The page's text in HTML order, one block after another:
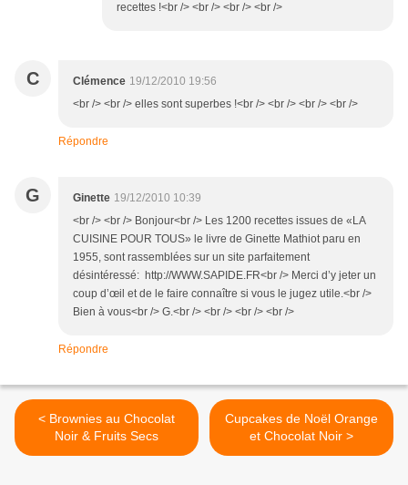
recettes !<br /> <br /> <br /> <br />
C Clémence 19/12/2010 19:56
<br /> <br /> elles sont superbes !<br /> <br /> <br /> <br />
Répondre
G Ginette 19/12/2010 10:39
<br /> <br /> Bonjour<br /> Les 1200 recettes issues de «LA
CUISINE POUR TOUS» le livre de Ginette Mathiot paru en
1955, sont rassemblées sur un site parfaitement
désintéressé: http://WWW.SAPIDE.FR<br /> Merci d’y jeter un
coup d’œil et de le faire connaître si vous le jugez utile.<br />
Bien à vous<br /> G.<br /> <br /> <br /> <br />
Répondre
< Brownies au Chocolat
Noir & Fruits Secs
Cupcakes de Noël Orange
et Chocolat Noir >